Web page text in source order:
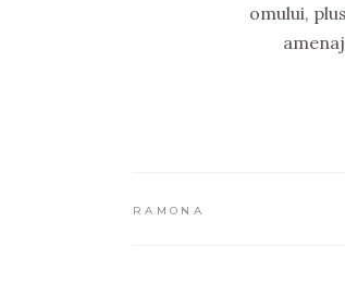
omului,
RAMONA